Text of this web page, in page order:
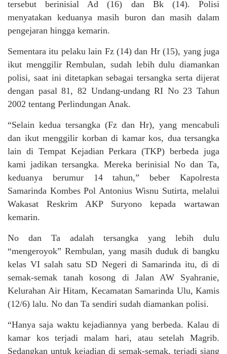
tersebut berinisial Ad (16) dan Bk (14). Polisi
menyatakan keduanya masih buron dan masih dalam
pengejaran hingga kemarin.
Sementara itu pelaku lain Fz (14) dan Hr (15), yang juga
ikut menggilir Rembulan, sudah lebih dulu diamankan
polisi, saat ini ditetapkan sebagai tersangka serta dijerat
dengan pasal 81, 82 Undang-undang RI No 23 Tahun
2002 tentang Perlindungan Anak.
“Selain kedua tersangka (Fz dan Hr), yang mencabuli
dan ikut menggilir korban di kamar kos, dua tersangka
lain di Tempat Kejadian Perkara (TKP) berbeda juga
kami jadikan tersangka. Mereka berinisial No dan Ta,
keduanya berumur 14 tahun,” beber Kapolresta
Samarinda Kombes Pol Antonius Wisnu Sutirta, melalui
Wakasat Reskrim AKP Suryono kepada wartawan
kemarin.
No dan Ta adalah tersangka yang lebih dulu
“mengeroyok” Rembulan, yang masih duduk di bangku
kelas VI salah satu SD Negeri di Samarinda itu, di di
semak-semak tanah kosong di Jalan AW Syahranie,
Kelurahan Air Hitam, Kecamatan Samarinda Ulu, Kamis
(12/6) lalu. No dan Ta sendiri sudah diamankan polisi.
“Hanya saja waktu kejadiannya yang berbeda. Kalau di
kamar kos terjadi malam hari, atau setelah Magrib.
Sedangkan untuk kejadian di semak-semak, terjadi siang